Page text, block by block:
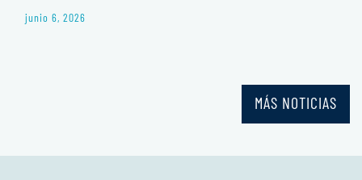
junio 6, 2026
MÁS NOTICIAS